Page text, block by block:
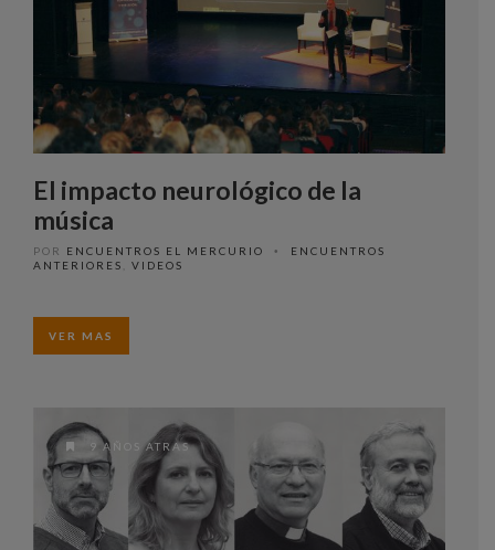
El impacto neurológico de la
música
POR ENCUENTROS EL MERCURIO •
ENCUENTROS
ANTERIORES
VIDEOS
VER MAS
9 AÑOS ATRAS